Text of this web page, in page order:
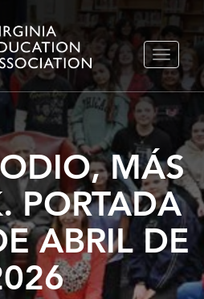
MÁS
PORTADA
ABRIL DE